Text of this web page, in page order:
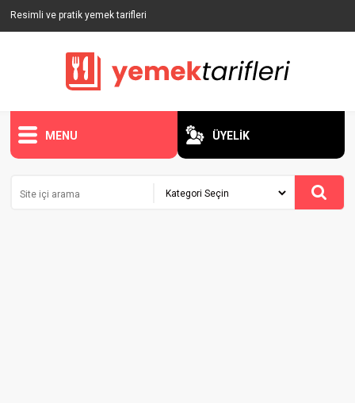
Resimli ve pratik yemek tarifleri
MENU ÜYELİK